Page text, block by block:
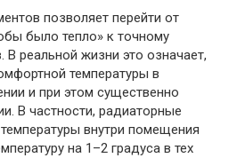
позволяет перейти от
было тепло» к точному
реальной жизни это означает,
температуры в
и при этом существенно
В частности, радиаторные
внутри помещения
на 1–2 градуса в тех